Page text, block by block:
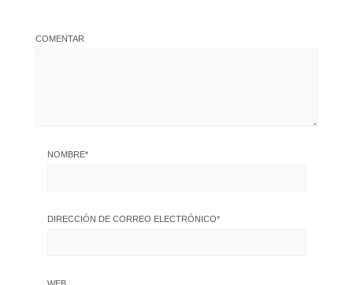
COMENTAR
NOMBRE*
DIRECCIÓN DE CORREO ELECTRÓNICO*